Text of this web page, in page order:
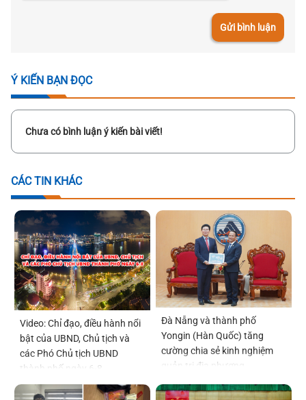
Gửi bình luận
Ý KIẾN BẠN ĐỌC
Chưa có bình luận ý kiến bài viết!
CÁC TIN KHÁC
Video: Chỉ đạo, điều hành nổi
bật của UBND, Chủ tịch và
các Phó Chủ tịch UBND
thành phố ngày 6-8
Đà Nẵng và thành phố
Yongin (Hàn Quốc) tăng
cường chia sẻ kinh nghiệm
quản trị địa phương